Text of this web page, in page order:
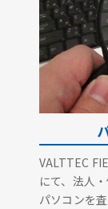
VALTTEC
にて、法人
パソコンを